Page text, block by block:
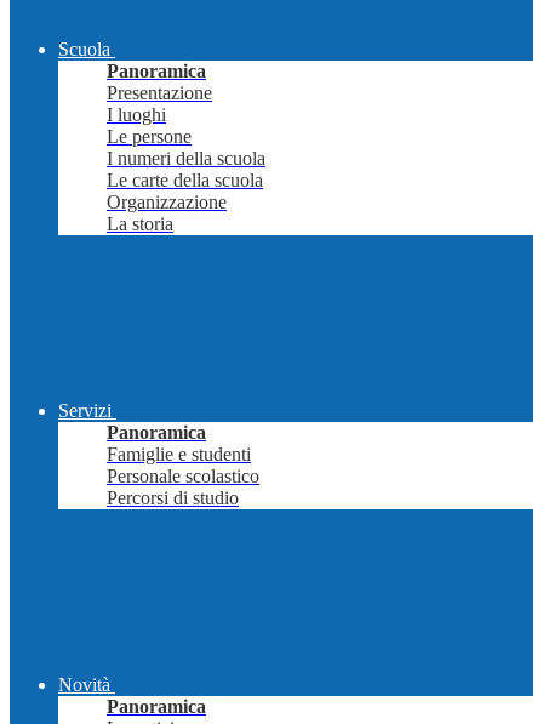
Scuola
Panoramica
Presentazione
I luoghi
Le persone
I numeri della scuola
Le carte della scuola
Organizzazione
La storia
Servizi
Panoramica
Famiglie e studenti
Personale scolastico
Percorsi di studio
Novità
Panoramica